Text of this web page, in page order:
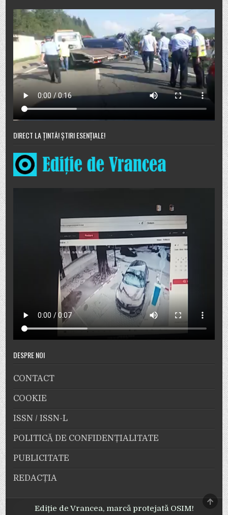
DIRECT LA ȚINTĂ! ȘTIRI ESENȚIALE!
DESPRE NOI
CONTACT
COOKIE
ISSN / ISSN-L
POLITICĂ DE CONFIDENȚIALITATE
PUBLICITATE
REDACȚIA
Ediție de Vrancea, marcă protejată OSIM!